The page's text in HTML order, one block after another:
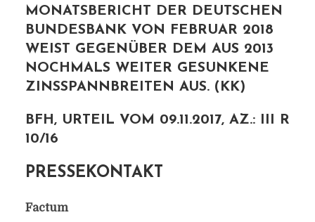
MONATSBERICHT DER DEUTSCHEN
BUNDESBANK VON FEBRUAR 2018
WEIST GEGENÜBER DEM AUS 2013
NOCHMALS WEITER GESUNKENE
ZINSSPANNBREITEN AUS. (KK)
BFH, URTEIL VOM 09.11.2017, AZ.: III R
10/16
PRESSEKONTAKT
Factum